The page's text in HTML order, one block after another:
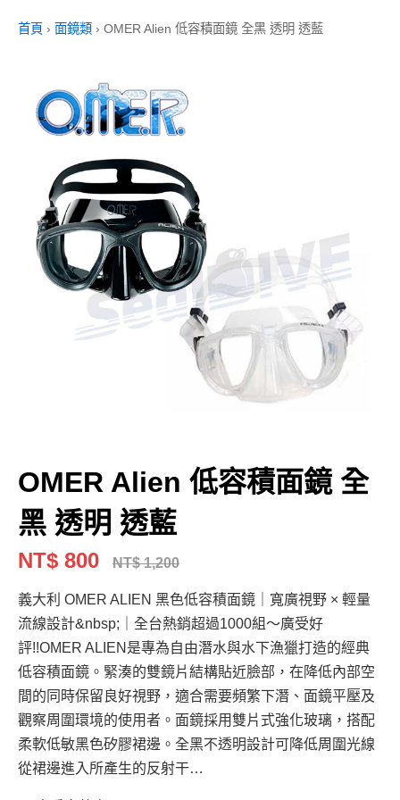
首頁 › 面鏡類 › OMER Alien 低容積面鏡 全黑 透明 透藍
OMER Alien 低容積面鏡 全
黑 透明 透藍
NT$ 800 NT$ 1,200
義大利 OMER ALIEN 黑色低容積面鏡｜寬廣視野 × 輕量
流線設計&nbsp;｜全台熱銷超過1000組～廣受好
評!!OMER ALIEN是專為自由潛水與水下漁獵打造的經典
低容積面鏡。緊湊的雙鏡片結構貼近臉部，在降低內部空
間的同時保留良好視野，適合需要頻繁下潛、面鏡平壓及
觀察周圍環境的使用者。面鏡採用雙片式強化玻璃，搭配
柔軟低敏黑色矽膠裙邊。全黑不透明設計可降低周圍光線
從裙邊進入所產生的反射干…